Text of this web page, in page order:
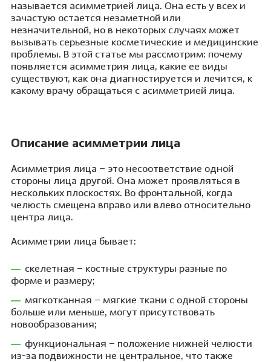
называется асимметрией лица. Она есть у всех и
зачастую остается незаметной или
незначительной, но в некоторых случаях может
вызывать серьезные косметические и медицинские
проблемы. В этой статье мы рассмотрим: почему
появляется асимметрия лица, какие ее виды
существуют, как она диагностируется и лечится, к
какому врачу обращаться с асимметрией лица.
Описание асимметрии лица
Асимметрия лица – это несоответствие одной
стороны лица другой. Она может проявляться в
нескольких плоскостях. Во фронтальной, когда
челюсть смещена вправо или влево относительно
центра лица.
Асимметрии лица бывает:
скелетная – костные структуры разные по
форме и размеру;
мягкотканная – мягкие ткани с одной стороны
больше или меньше, могут присутствовать
новообразования;
функциональная – положение нижней челюсти
из-за подвижности не центральное, что также